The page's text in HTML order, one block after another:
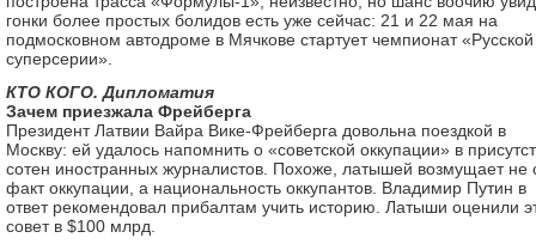
гонки более простых болидов есть уже сейчас: 21 и 22 мая на
подмосковном автодроме в Мячкове стартует чемпионат «Русской
суперсерии».
КТО КОГО. Дипломатия
Зачем приезжала Фрейберга
Президент Латвии Вайра Вике-Фрейберга довольна поездкой в
Москву: ей удалось напомнить о «советской оккупации» в
сотен иностранных журналистов. Похоже, латышей возмущает не
факт оккупации, а национальность оккупантов. Владимир Путин в
ответ рекомендовал прибалтам учить историю. Латыши оценили
совет в $100 млрд.